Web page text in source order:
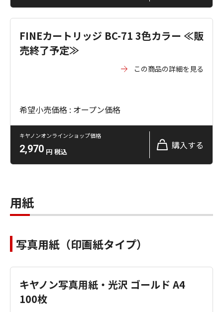
FINEカートリッジ BC-71 3色カラー ≪販
売終了予定≫
この商品の詳細を見る
希望小売価格 : オープン価格
キヤノンオンラインショップ価格
2,970 円 税込
購入する
用紙
写真用紙（印画紙タイプ）
キヤノン写真用紙・光沢 ゴールド A4
100枚